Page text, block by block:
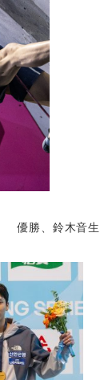
優勝、鈴木音生